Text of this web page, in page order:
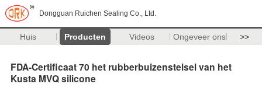
Dongguan Ruichen Sealing Co., Ltd.
Huis Producten Videos Ongeveer ons >>
FDA-Certificaat 70 het rubberbuizenstelsel van het
Kusta MVQ silicone